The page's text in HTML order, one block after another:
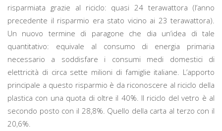
risparmiata grazie al riciclo: quasi 24 terawattora (l’anno
precedente il risparmio era stato vicino ai 23 terawattora).
Un nuovo termine di paragone che dia un’idea di tale
quantitativo: equivale al consumo di energia primaria
necessario a soddisfare i consumi medi domestici di
elettricità di circa sette milioni di famiglie italiane. L’apporto
principale a questo risparmio è da riconoscere al riciclo della
plastica con una quota di oltre il 40%. Il riciclo del vetro è al
secondo posto con il 28,8%. Quello della carta al terzo con il
20,6%.